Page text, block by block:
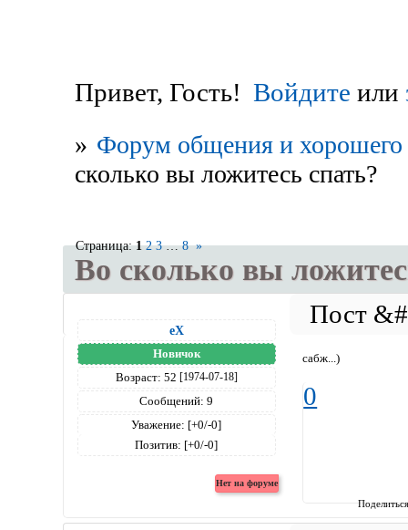
Привет, Гость! Войдите или
» Форум общения и хорошего
сколько вы ложитесь спать?
Во сколько вы
Страница:1 2 3 … 8 »
eX
Новичок
Возраст: 52 [1974-07-18]
Сообщений: 9
Уважение: [+0/-0]
Позитив: [+0/-0]
сабж...)
0